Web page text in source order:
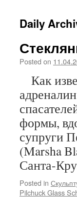
Daily
Posted on
Как
формы,
супруги
(Marsha
Санта-
Posted in
Pilchuck Glass